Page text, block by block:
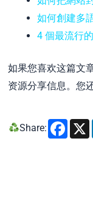
如何創建多
4 個最流行
如果您喜欢这篇文
资源分享信息。您
Share: